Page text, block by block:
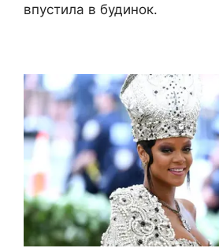
впустила в будинок.